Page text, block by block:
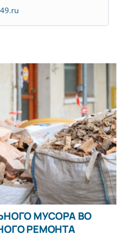
МУСОРА ВО
РЕМОНТА